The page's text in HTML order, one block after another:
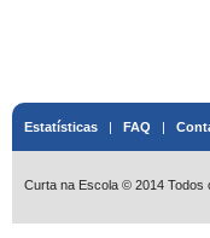
Estatísticas | FAQ |
Curta na Escola © 2014 Todos